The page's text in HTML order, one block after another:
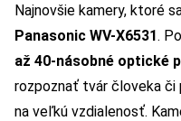
Najnovšie kamery, ktoré
Panasonic WV-X6531.
až 40-násobné optické
rozpoznať tvár človeka či
na veľkú vzdialenosť.